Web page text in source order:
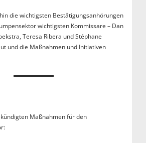
die wichtigsten Bestätigungsanhörungen
wichtigsten Kommissare – Dan
Teresa Ribera und Stéphane
und die Maßnahmen und Initiativen
Maßnahmen für den